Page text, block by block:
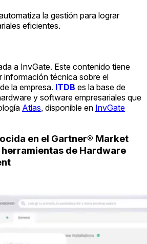
la gestión para lograr
eficientes.
a InvGate. Este contenido tiene
información técnica sobre el
la empresa. ITDB es la base de
y software empresariales que
Atlas , disponible en InvGate
en el Gartner® Market
de Hardware